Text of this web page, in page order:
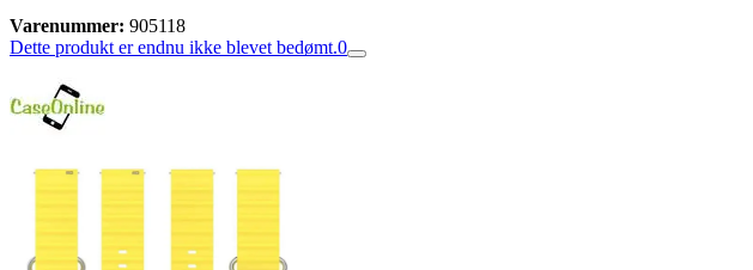
Varenummer: 905118
Dette produkt er endnu ikke blevet bedømt.0